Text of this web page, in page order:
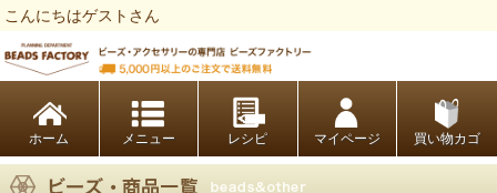
こんにちはゲストさん
ホーム レシピ マイページ 買い物カゴ